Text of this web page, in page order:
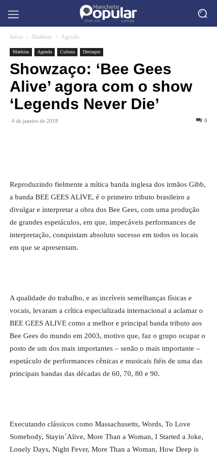
Início Matérias Agenda
Matérias Agenda Cultura Destaque
Showzaço: ‘Bee Gees
Alive’ agora com o show
‘Legends Never Die’
4 de janeiro de 2018 0
Reproduzindo fielmente a mítica banda inglesa dos irmãos Gibb,
a banda BEE GEES ALIVE, é o primeiro tributo brasileiro a
divulgar e interpretar a obra dos Bee Gees, com uma produção
de grandes espetáculos, em que, impecáveis performances de
interpretação, conquistam absoluto sucesso em todos os locais
em que se apresentam.
A qualidade do trabalho, e as incríveis semelhanças físicas e
vocais, levaram a crítica especializada internacional a aclamar o
BEE GEES ALIVE como a melhor e principal banda tributo aos
Bee Gees do mundo em 2003, motivo que, faz o grupo ocupar o
posto de um dos mais importantes – senão o mais importante –
espetáculo de performances cênicas e musicais fiéis de uma das
principais bandas das décadas de 60, 70, 80 e 90.
Executando clássicos como Massachusetts, Words, To Love
Somebody, Stayin´Alive, More Than a Woman, I Started a Joke,
Lonely Days, Night Fever, More Than a Woman, How Deep is